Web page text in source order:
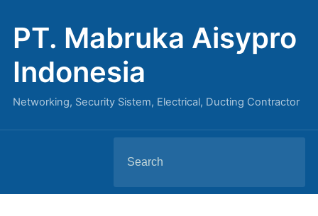
PT. Mabruka Aisypro
Indonesia
Networking, Security Sistem, Electrical, Ducting Contractor
for: